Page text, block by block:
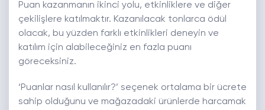
Puan kazanmanın ikinci yolu, etkinliklere ve diğer
çekilişlere katılmaktır. Kazanılacak tonlarca ödül
olacak, bu yüzden farklı etkinlikleri deneyin ve
katılım için alabileceğiniz en fazla puanı
göreceksiniz.
‘Puanlar nasıl kullanılır?’ seçenek ortalama bir ücrete
sahip olduğunu ve mağazadaki ürünlerde harcamak